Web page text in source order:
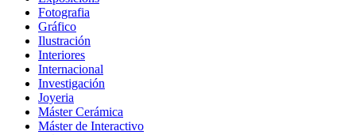
Fotografia
Gráfico
Ilustración
Interiores
Internacional
Investigación
Joyeria
Máster Cerámica
Máster de Interactivo